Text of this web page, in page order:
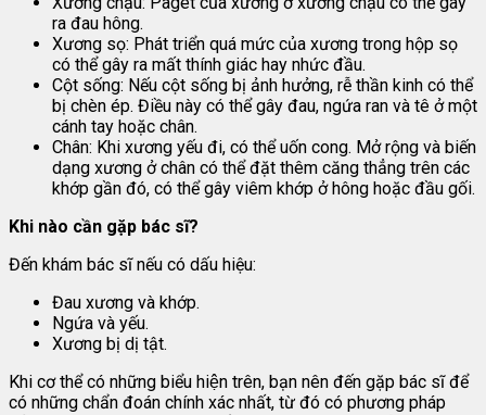
ra đau hông.
Xương sọ: Phát triển quá mức của xương trong hộp sọ
có thể gây ra mất thính giác hay nhức đầu.
Cột sống: Nếu cột sống bị ảnh hưởng, rễ thần kinh có thể
bị chèn ép. Điều này có thể gây đau, ngứa ran và tê ở một
cánh tay hoặc chân.
Chân: Khi xương yếu đi, có thể uốn cong. Mở rộng và biến
dạng xương ở chân có thể đặt thêm căng thẳng trên các
khớp gần đó, có thể gây viêm khớp ở hông hoặc đầu gối.
Khi nào cần gặp bác sĩ?
Đến khám bác sĩ nếu có dấu hiệu:
Đau xương và khớp.
Ngứa và yếu.
Xương bị dị tật.
Khi cơ thể có những biểu hiện trên, bạn nên đến gặp bác sĩ để
có những chẩn đoán chính xác nhất, từ đó có phương pháp